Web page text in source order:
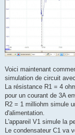
Voici maintenant
simulation de circuit
La résistance R1 = 4
pour un courant de 3A
R2 = 1 milliohm simule
d'alimentation.
L'appareil V1 simule la
Le condensateur C1 va